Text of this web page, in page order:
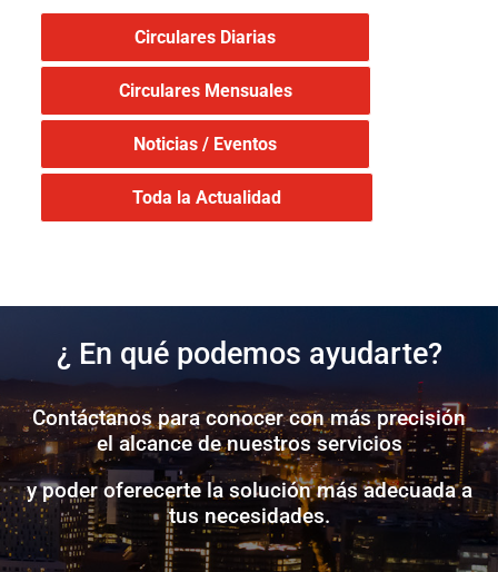
Circulares Diarias
Circulares Mensuales
Noticias / Eventos
Toda la Actualidad
¿ En qué podemos ayudarte?
Contáctanos para conocer con más precisión
el alcance de nuestros servicios
y poder oferecerte la solución más adecuada a
tus necesidades.